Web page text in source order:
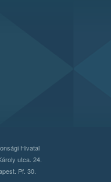
Hivatal
utca. 24.
Pf. 30.